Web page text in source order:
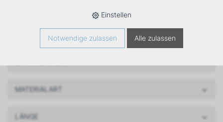
EC-TECHNOLOGIE
MATERIALART
LÄNGE
Einstellen
Notwendige zulassen Alle zulassen